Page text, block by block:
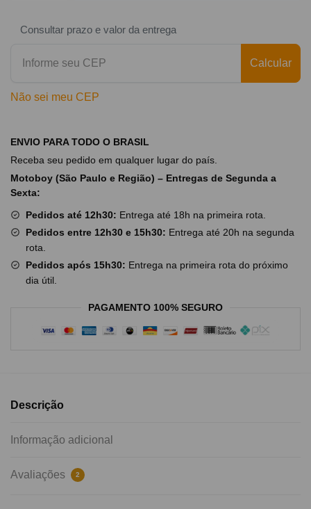
Consultar prazo e valor da entrega
Calcular
Não sei meu CEP
ENVIO PARA TODO O BRASIL
Receba seu pedido em qualquer lugar do país.
Motoboy (São Paulo e Região) – Entregas de Segunda a
Sexta:
Pedidos até 12h30: Entrega até 18h na primeira rota.
Pedidos entre 12h30 e 15h30: Entrega até 20h na segunda
rota.
Pedidos após 15h30: Entrega na primeira rota do próximo
dia útil.
PAGAMENTO 100% SEGURO
Descrição
Informação adicional
Avaliações 2